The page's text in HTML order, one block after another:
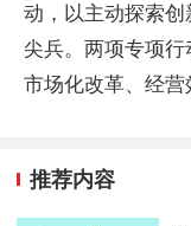
动，以主动探索
尖兵。两项专项行
市场化改革、经营
推荐内容